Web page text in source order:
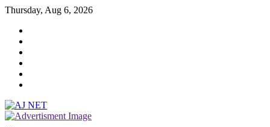
Skip
content
Thursday, Aug 6, 2026